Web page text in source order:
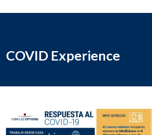
COVID Experience